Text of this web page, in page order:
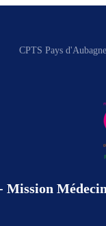
CPTS Pays
Mission